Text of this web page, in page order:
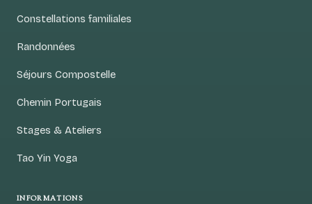
Constellations familiales
Randonnées
Séjours Compostelle
Chemin Portugais
Stages & Ateliers
Tao Yin Yoga
INFORMATIONS